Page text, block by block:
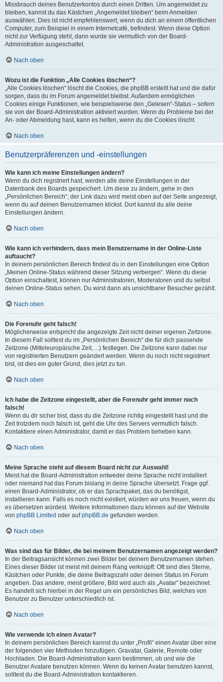
Missbrauch deines Benutzerkontos durch einen Dritten. Um angemeldet zu
bleiben, kannst du das Kästchen „Angemeldet bleiben“ beim Anmelden
auswählen. Dies ist nicht empfehlenswert, wenn du dich an einem öffentlichen
Computer, zum Beispiel in einem Internetcafé, befindest. Wenn diese Option
nicht zur Verfügung steht, dann wurde sie vermutlich von der Board-
Administration ausgeschaltet.
Nach oben
Wozu ist die Funktion „Alle Cookies löschen“?
„Alle Cookies löschen“ löscht die Cookies, die phpBB erstellt hat und die dafür
sorgen, dass du im Forum angemeldet bleibst. Außerdem ermöglichen
Cookies einige Funktionen, wie beispielsweise den „Gelesen“-Status – sofern
sie von der Board-Administration aktiviert wurden. Wenn du Probleme bei der
An- oder Abmeldung hast, kann es helfen, wenn du die Cookies löscht.
Nach oben
Benutzerpräferenzen und -einstellungen
Wie kann ich meine Einstellungen ändern?
Wenn du dich registriert hast, werden alle deine Einstellungen in der
Datenbank des Boards gespeichert. Um diese zu ändern, gehe in den
„Persönlichen Bereich“; der Link dazu wird meist oben auf der Seite angezeigt,
wenn du auf deinen Benutzernamen klickst. Dort kannst du alle deine
Einstellungen ändern.
Nach oben
Wie kann ich verhindern, dass mein Benutzername in der Online-Liste
auftaucht?
In deinem persönlichen Bereich findest du in den Einstellungen eine Option
„Meinen Online-Status während dieser Sitzung verbergen“. Wenn du diese
Option einschaltest, können nur Administratoren, Moderatoren und du selbst
deinen Online-Status sehen. Du wirst dann als unsichtbarer Besucher gezählt.
Nach oben
Die Forenuhr geht falsch!
Möglicherweise entspricht die angezeigte Zeit nicht deiner eigenen Zeitzone.
In diesem Fall solltest du im „Persönlichen Bereich“ die für dich passende
Zeitzone (Mitteleuropäische Zeit, ...) festlegen. Die Zeitzone kann dabei nur
von registrierten Benutzern geändert werden. Wenn du noch nicht registriert
bist, ist dies ein guter Grund, dies jetzt zu tun.
Nach oben
Ich habe die Zeitzone eingestellt, aber die Forenuhr geht immer noch
falsch!
Wenn du dir sicher bist, dass du die Zeitzone richtig eingestellt hast und die
Zeit trotzdem noch falsch ist, geht die Uhr des Servers vermutlich falsch.
Kontaktiere einen Administrator, damit er das Problem beheben kann.
Nach oben
Meine Sprache steht auf diesem Board nicht zur Auswahl!
Meist hat die Board-Administration entweder deine Sprache nicht installiert
oder niemand hat das Forum bislang in deine Sprache übersetzt. Frage ggf.
einen Board-Administrator, ob er das Sprachpaket, das du benötigst,
installieren kann. Falls es noch nicht existiert, würden wir uns freuen, wenn du
es übersetzen würdest. Weitere Informationen dazu können auf der Website
von phpBB Limited oder aufphpBB.de gefunden werden.
Nach oben
Was sind das für Bilder, die bei meinem Benutzernamen angezeigt werden?
In der Beitragsansicht können zwei Bilder bei deinem Benutzernamen stehen.
Eines dieser Bilder ist meist mit deinem Rang verknüpft: Oft sind dies Sterne,
Kästchen oder Punkte, die deine Beitragszahl oder deinen Status im Forum
angeben. Das andere, meist größere, Bild wird auch als „Avatar“ bezeichnet.
Es handelt sich hierbei in der Regel um ein persönliches Bild, welches von
Benutzer zu Benutzer unterschiedlich ist.
Nach oben
Wie verwende ich einen Avatar?
In deinem persönlichen Bereich kannst du unter „Profil“ einen Avatar über eine
der folgenden vier Methoden hinzufügen: Gravatar, Galerie, Remote oder
Hochladen. Die Board-Administration kann bestimmen, ob und wie die
Benutzer Avatare benutzen können. Wenn du keinen Avatar benutzen kannst,
solltest du die Board-Administration kontaktieren.